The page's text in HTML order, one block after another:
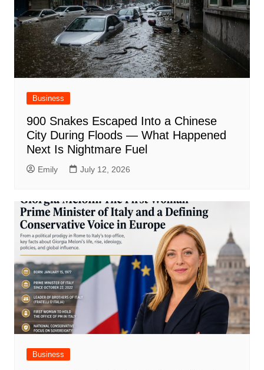
Business
900 Snakes Escaped Into a Chinese
City During Floods — What Happened
Next Is Nightmare Fuel
Emily July 12, 2026
Business